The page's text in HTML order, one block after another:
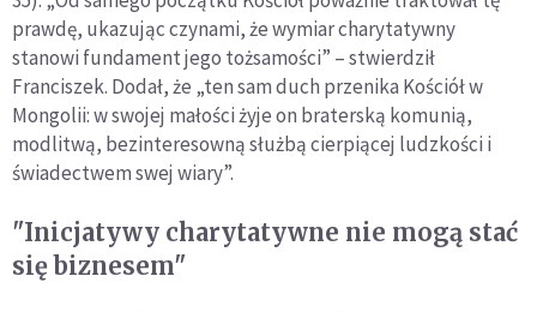
prawdę, ukazując czynami, że wymiar charytatywny
stanowi fundament jego tożsamości” – stwierdził
Franciszek. Dodał, że „ten sam duch przenika Kościół w
Mongolii: w swojej małości żyje on braterską komunią,
modlitwą, bezinteresowną służbą cierpiącej ludzkości i
świadectwem swej wiary”.
"Inicjatywy charytatywne nie mogą stać
się biznesem"